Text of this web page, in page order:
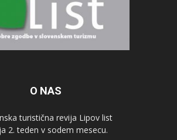
O NAS
turistična revija Lipov list
2. teden v sodem mesecu.